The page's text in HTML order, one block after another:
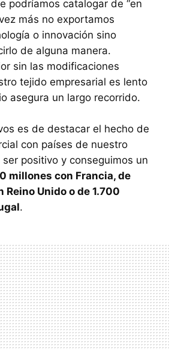
podríamos catalogar de “en
más no exportamos
o innovación sino
de alguna manera.
sin las modificaciones
tejido empresarial es lento
asegura un largo recorrido.
es de destacar el hecho de
con países de nuestro
positivo y conseguimos un
millones con Francia, de
Reino Unido o de 1.700
.